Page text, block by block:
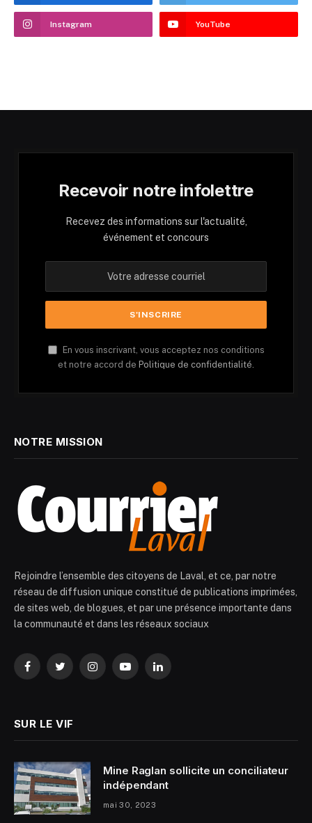
Instagram YouTube
Recevoir notre infolettre
Recevez des informations sur l'actualité,
événement et concours
En vous inscrivant, vous acceptez nos conditions
et notre accord de Politique de confidentialité.
NOTRE MISSION
Rejoindre l’ensemble des citoyens de Laval, et ce, par notre
réseau de diffusion unique constitué de publications imprimées,
de sites web, de blogues, et par une présence importante dans
la communauté et dans les réseaux sociaux
FacebookTwitterInstagramYouTubeLinkedIn
SUR LE VIF
Mine Raglan sollicite un conciliateur
indépendant
mai 30, 2023